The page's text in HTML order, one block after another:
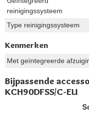
reinigingssysteem
Type reinigingssysteem
Kenmerken
Met geïntegreerde
Bijpassende
KCH90DFSS/C-EU